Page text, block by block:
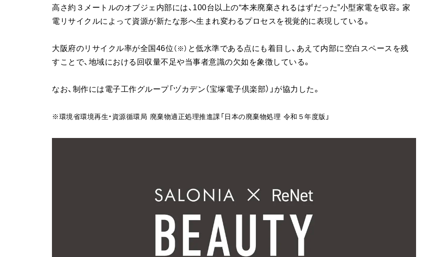
高さ約３メートルのオブジェ内部には、100台以上の“本来廃棄されるはずだった”小型家電を収容。家
電リサイクルによって資源が新たな形へ生まれ変わるプロセスを視覚的に表現している。
大阪府のリサイクル率が全国46位（※） と低水準である点にも着目し、あえて内部に空白スペースを残
すことで、地域における回収量不足や当事者意識の欠如を象徴している。
なお、制作には電子工作グループ「ヅカデン（宝塚電子倶楽部）」が協力した。
※環境省環境再生・資源循環局 廃棄物適正処理推進課「日本の廃棄物処理 令和５年度版」